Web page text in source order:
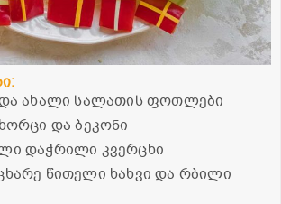
და ახალი სალათის ფოთლები
და ბეკონი
დაჭრილი კვერცხი
წითელი ხახვი და რბილი